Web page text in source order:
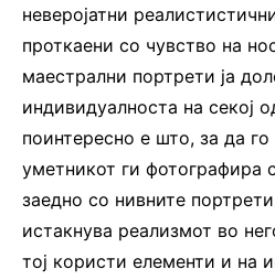
неверојатни
проткаени со чувство на
маестрални портрети ја
индивидуалноста на секој
поинтересно е што, за да
уметникот ги фотографира
заедно со нивните
истакнува реализмот во
тој користи елементи и на